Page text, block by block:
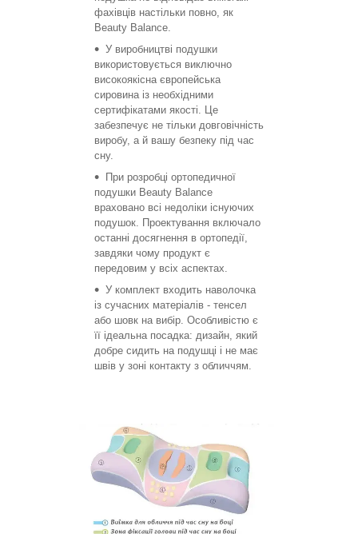
фахівців настільки повно, як
Beauty Balance.
У виробництві подушки
використовується виключно
високоякісна європейська
сировина із необхідними
сертифікатами якості. Це
забезпечує не тільки довговічність
виробу, а й вашу безпеку під час
сну.
При розробці ортопедичної
подушки Beauty Balance
враховано всі недоліки існуючих
подушок. Проектування включало
останні досягнення в ортопедії,
завдяки чому продукт є
передовим у всіх аспектах.
У комплект входить наволочка
із сучасних матеріалів - тенсел
або шовк на вибір. Особливістю є
її ідеальна посадка: дизайн, який
добре сидить на подушці і не має
швів у зоні контакту з обличчям.